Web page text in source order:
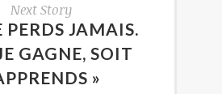
Next Story
PERDS JAMAIS.
GAGNE, SOIT
»